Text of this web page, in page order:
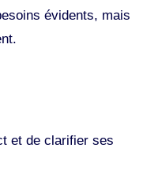
évidents, mais
et de clarifier ses